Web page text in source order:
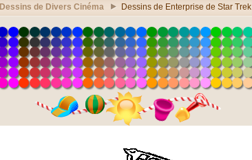
Dessins de Divers Cinéma Dessins de Enterprise de Star Trek